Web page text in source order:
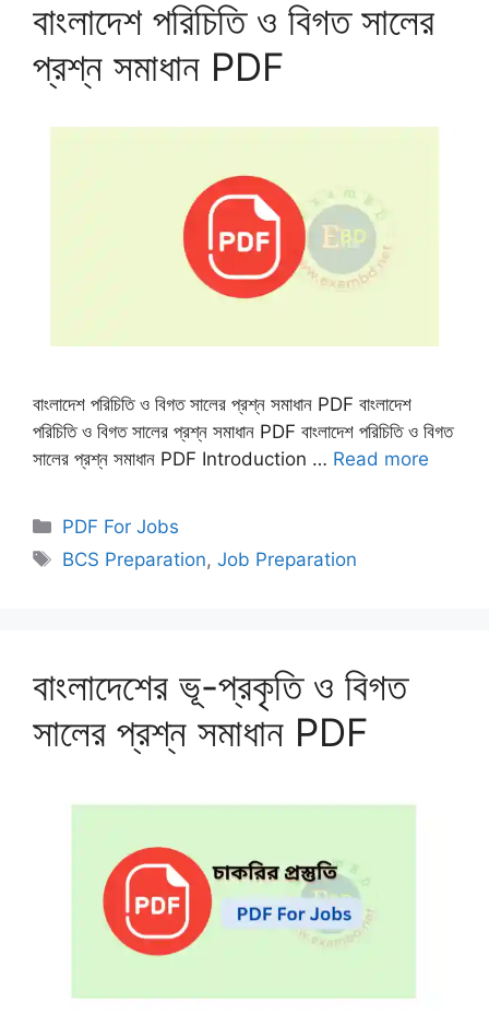
বাংলাদেশ পরিচিতি ও বিগত সালের
প্রশ্ন সমাধান PDF
বাংলাদেশ পরিচিতি ও বিগত সালের প্রশ্ন সমাধান PDF বাংলাদেশ
পরিচিতি ও বিগত সালের প্রশ্ন সমাধান PDF বাংলাদেশ পরিচিতি ও বিগত
সালের প্রশ্ন সমাধান PDF Introduction … Read more
Categories
PDF For Jobs
Tags
BCS Preparation,Job Preparation
বাংলাদেশের ভূ-প্রকৃতি ও বিগত
সালের প্রশ্ন সমাধান PDF